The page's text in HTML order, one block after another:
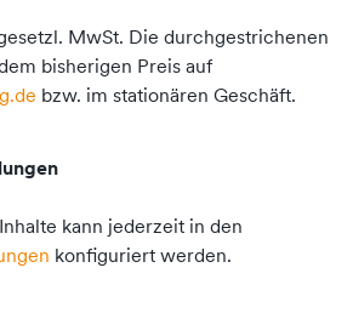
MwSt. Die durchgestrichenen
bisherigen Preis auf
bzw. im stationären Geschäft.
kann jederzeit in den
konfiguriert werden.